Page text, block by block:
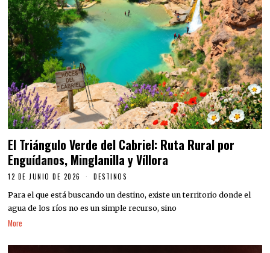
El Triángulo Verde del Cabriel: Ruta Rural por
Enguídanos, Minglanilla y Víllora
12 DE JUNIO DE 2026 DESTINOS
Para el que está buscando un destino, existe un territorio donde el
agua de los ríos no es un simple recurso, sino
More